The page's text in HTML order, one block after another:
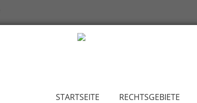
STARTSEITE RECHTSGEBIETE